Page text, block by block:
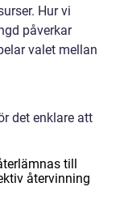
Hur vi
påverkar
valet mellan
det enklare att
till
återvinning